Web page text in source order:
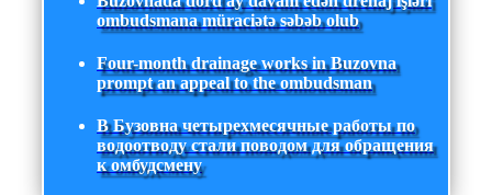
ombudsmana müraciətə səbəb olub
Four-month drainage works in Buzovna
prompt an appeal to the ombudsman
В Бузовна четырехмесячные работы по
водоотводу стали поводом для обращения
к омбудсмену